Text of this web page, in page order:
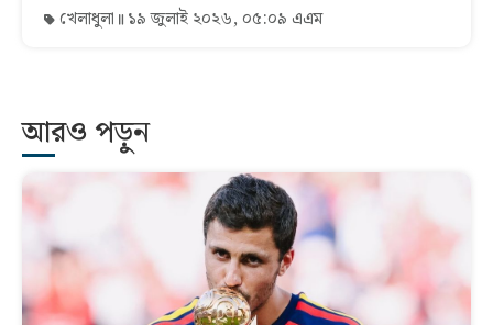
খেলাধুলা ১৯ জুলাই ২০২৬, ০৫:০৯ এএম
আরও পড়ুন